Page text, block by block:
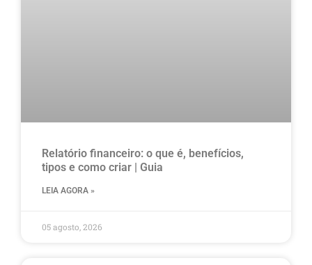
Relatório financeiro: o que é, benefícios,
tipos e como criar | Guia
LEIA AGORA »
05 agosto, 2026